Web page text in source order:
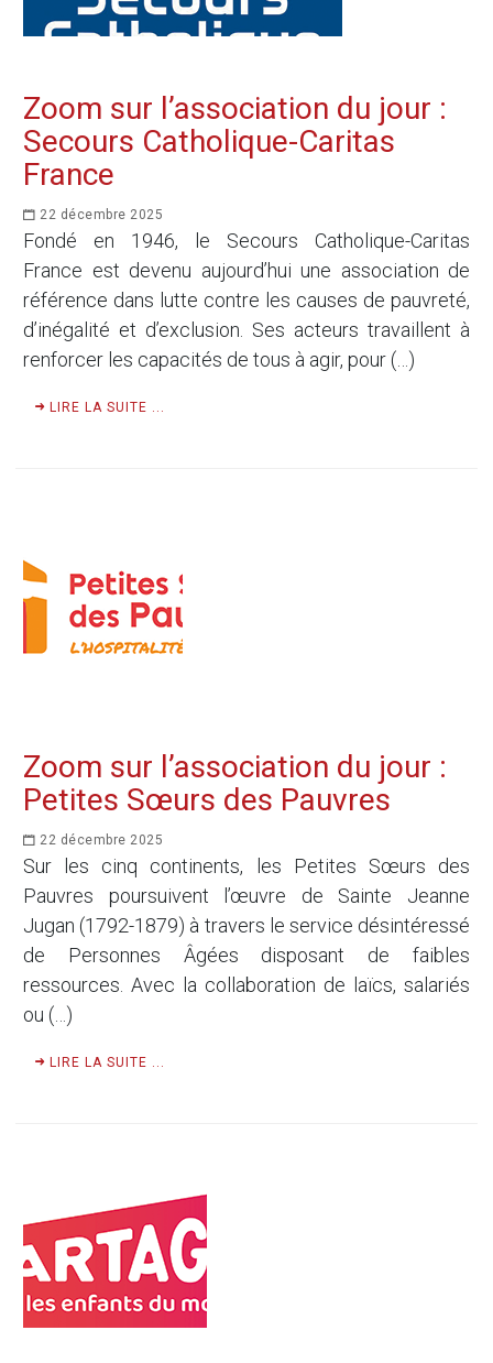
Zoom sur l’association du jour :
Secours Catholique-Caritas
France
22 décembre 2025
Fondé en 1946, le Secours Catholique-Caritas
France est devenu aujourd’hui une association de
référence dans lutte contre les causes de pauvreté,
d’inégalité et d’exclusion. Ses acteurs travaillent à
renforcer les capacités de tous à agir, pour (…)
LIRE LA SUITE ...
Zoom sur l’association du jour :
Petites Sœurs des Pauvres
22 décembre 2025
Sur les cinq continents, les Petites Sœurs des
Pauvres poursuivent l’œuvre de Sainte Jeanne
Jugan (1792-1879) à travers le service désintéressé
de Personnes Âgées disposant de faibles
ressources. Avec la collaboration de laïcs, salariés
ou (…)
LIRE LA SUITE ...